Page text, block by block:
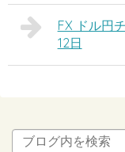
FX ドル円
12日